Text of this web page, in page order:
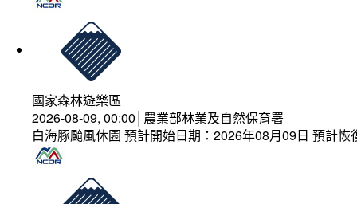
國家森林遊樂區
2026-08-09, 00:00│農業部林業及自然保育署
白海豚颱風休園 預計開始日期：2026年08月09日 預計